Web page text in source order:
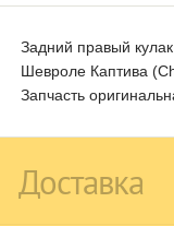
Задний правый
Шевроле Каптива
Запчасть
Доставка